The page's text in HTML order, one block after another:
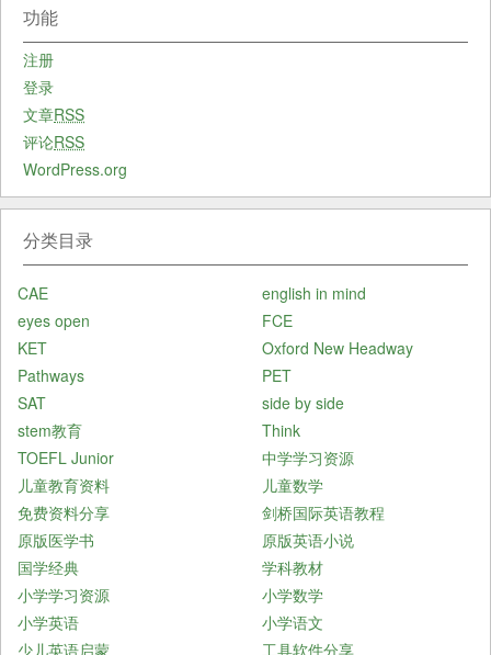
功能
注册
登录
文章RSS
评论RSS
WordPress.org
分类目录
CAE
english in mind
eyes open
FCE
KET
Oxford New Headway
Pathways
PET
SAT
side by side
stem教育
Think
TOEFL Junior
中学学习资源
儿童教育资料
儿童数学
免费资料分享
剑桥国际英语教程
原版医学书
原版英语小说
国学经典
学科教材
小学学习资源
小学数学
小学英语
小学语文
少儿英语启蒙
工具软件分享